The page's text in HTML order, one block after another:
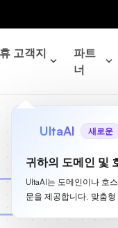
고객지
파트
너
UltaAI 새로운
귀하의 도메인 및
UltaAI는 도메인이나 호
문을 제공합니다. 맞춤